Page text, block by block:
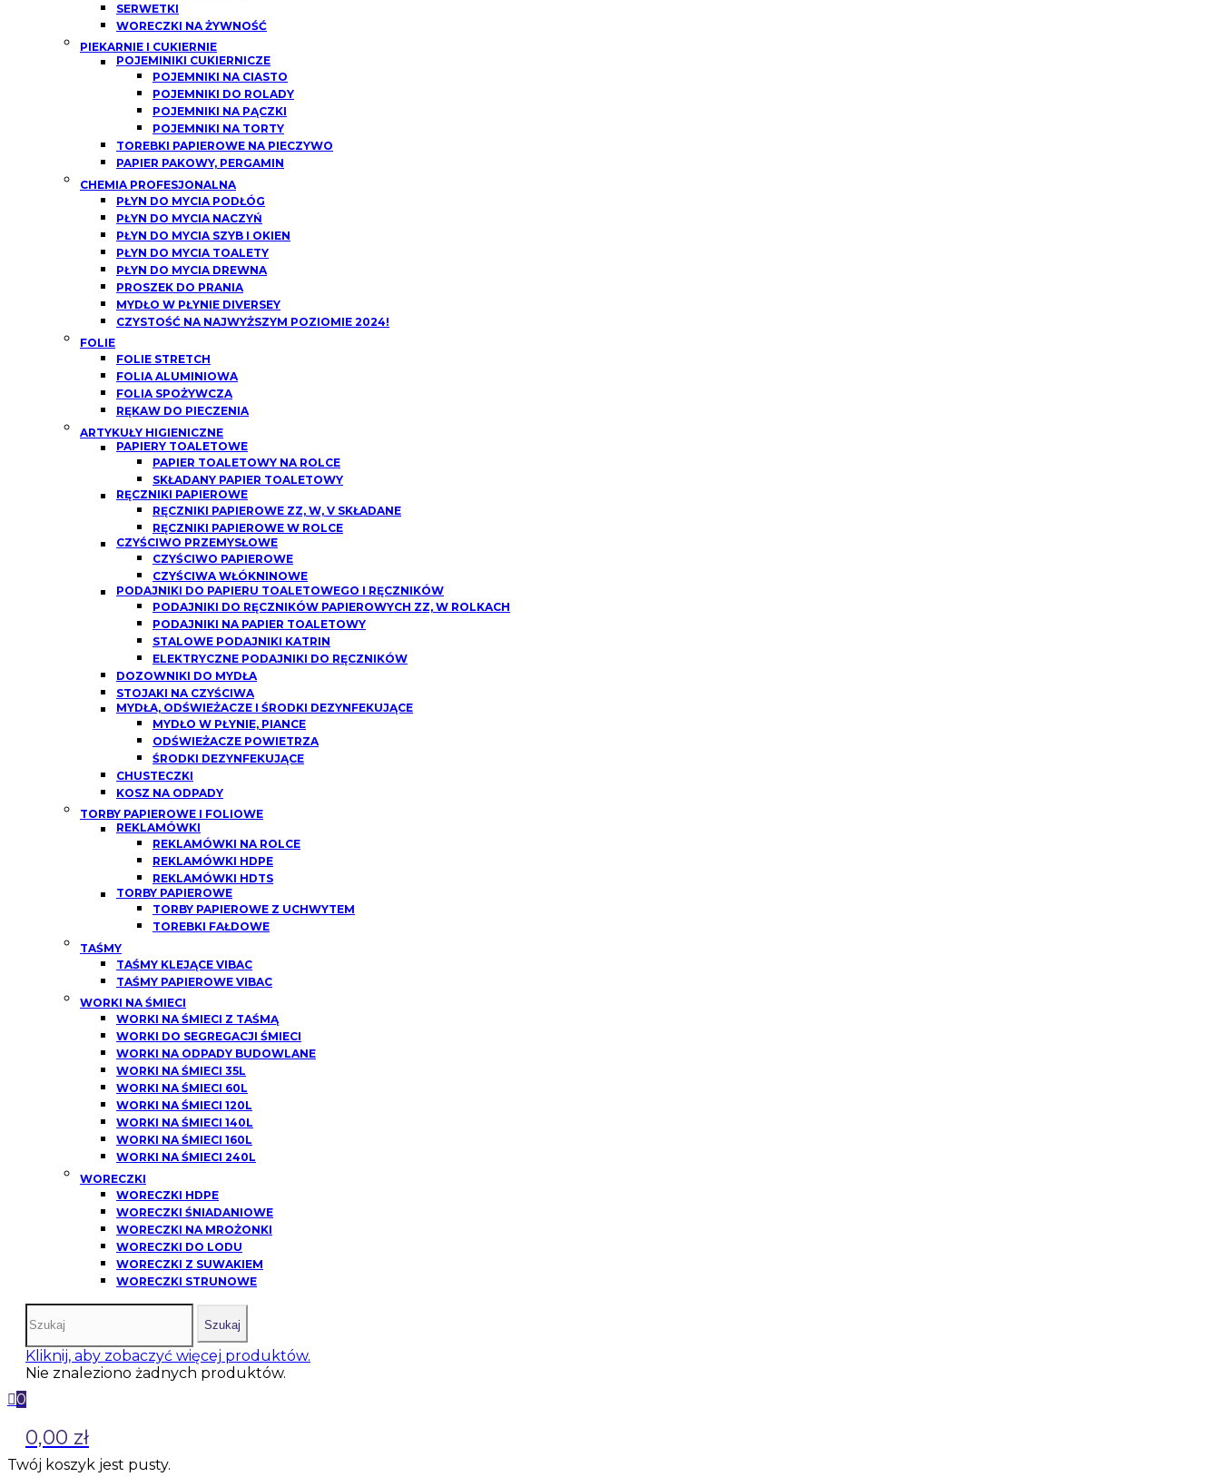
SERWETKI
WORECZKI NA ŻYWNOŚĆ
PIEKARNIE I CUKIERNIE
POJEMINIKI CUKIERNICZE
POJEMNIKI NA CIASTO
POJEMNIKI DO ROLADY
POJEMNIKI NA PĄCZKI
POJEMNIKI NA TORTY
TOREBKI PAPIEROWE NA PIECZYWO
PAPIER PAKOWY, PERGAMIN
CHEMIA PROFESJONALNA
PŁYN DO MYCIA PODŁÓG
PŁYN DO MYCIA NACZYŃ
PŁYN DO MYCIA SZYB I OKIEN
PŁYN DO MYCIA TOALETY
PŁYN DO MYCIA DREWNA
PROSZEK DO PRANIA
MYDŁO W PŁYNIE DIVERSEY
CZYSTOŚĆ NA NAJWYŻSZYM POZIOMIE 2024!
FOLIE
FOLIE STRETCH
FOLIA ALUMINIOWA
FOLIA SPOŻYWCZA
RĘKAW DO PIECZENIA
ARTYKUŁY HIGIENICZNE
PAPIERY TOALETOWE
PAPIER TOALETOWY NA ROLCE
SKŁADANY PAPIER TOALETOWY
RĘCZNIKI PAPIEROWE
RĘCZNIKI PAPIEROWE ZZ, W, V SKŁADANE
RĘCZNIKI PAPIEROWE W ROLCE
CZYŚCIWO PRZEMYSŁOWE
CZYŚCIWO PAPIEROWE
CZYŚCIWA WŁÓKNINOWE
PODAJNIKI DO PAPIERU TOALETOWEGO I RĘCZNIKÓW
PODAJNIKI DO RĘCZNIKÓW PAPIEROWYCH ZZ, W ROLKACH
PODAJNIKI NA PAPIER TOALETOWY
STALOWE PODAJNIKI KATRIN
ELEKTRYCZNE PODAJNIKI DO RĘCZNIKÓW
DOZOWNIKI DO MYDŁA
STOJAKI NA CZYŚCIWA
MYDŁA, ODŚWIEŻACZE I ŚRODKI DEZYNFEKUJĄCE
MYDŁO W PŁYNIE, PIANCE
ODŚWIEŻACZE POWIETRZA
ŚRODKI DEZYNFEKUJĄCE
CHUSTECZKI
KOSZ NA ODPADY
TORBY PAPIEROWE I FOLIOWE
REKLAMÓWKI
REKLAMÓWKI NA ROLCE
REKLAMÓWKI HDPE
REKLAMÓWKI HDTS
TORBY PAPIEROWE
TORBY PAPIEROWE Z UCHWYTEM
TOREBKI FAŁDOWE
TAŚMY
TAŚMY KLEJĄCE VIBAC
TAŚMY PAPIEROWE VIBAC
WORKI NA ŚMIECI
WORKI NA ŚMIECI Z TAŚMĄ
WORKI DO SEGREGACJI ŚMIECI
WORKI NA ODPADY BUDOWLANE
WORKI NA ŚMIECI 35L
WORKI NA ŚMIECI 60L
WORKI NA ŚMIECI 120L
WORKI NA ŚMIECI 140L
WORKI NA ŚMIECI 160L
WORKI NA ŚMIECI 240L
WORECZKI
WORECZKI HDPE
WORECZKI ŚNIADANIOWE
WORECZKI NA MROŻONKI
WORECZKI DO LODU
WORECZKI Z SUWAKIEM
WORECZKI STRUNOWE
Szukaj
Kliknij, aby zobaczyć więcej produktów.
Nie znaleziono żadnych produktów.
0
0,00 zł
Twój koszyk jest pusty.